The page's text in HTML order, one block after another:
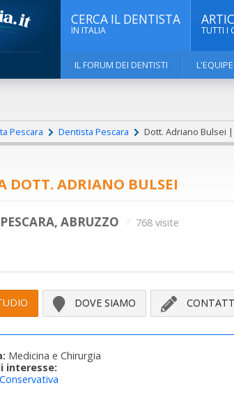
CERCA IL DENTISTA
IN ITALIA TUTTI I
IL FORUM DEI DENTISTI L'EQUIPE
Pescara Dentista Pescara Dott. Adriano Bulsei
DOTT. ADRIANO BULSEI
ABRUZZO 768 visite
DOVE SIAMO
Medicina e Chirurgia
interesse:
Conservativa